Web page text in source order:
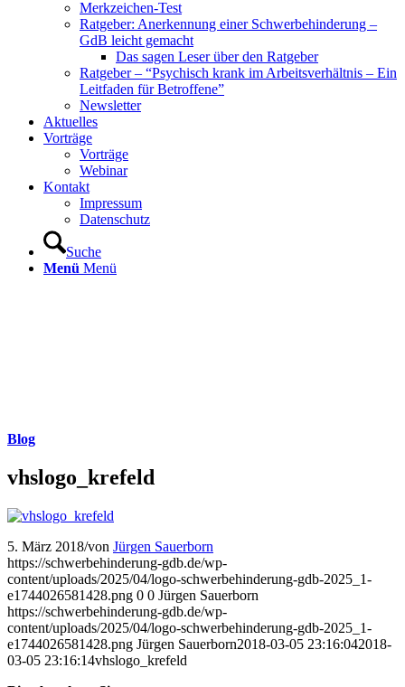
Merkzeichen-Test
Ratgeber: Anerkennung einer Schwerbehinderung –
GdB leicht gemacht
Das sagen Leser über den Ratgeber
Ratgeber – “Psychisch krank im Arbeitsverhältnis – Ein
Leitfaden für Betroffene”
Newsletter
Aktuelles
Vorträge
Vorträge
Webinar
Kontakt
Impressum
Datenschutz
Suche
Menü Menü
Blog
vhslogo_krefeld
5. März 2018/von Jürgen Sauerborn
https://schwerbehinderung-gdb.de/wp-
content/uploads/2025/04/logo-schwerbehinderung-gdb-2025_1-
e1744026581428.png 0 0 Jürgen Sauerborn
https://schwerbehinderung-gdb.de/wp-
content/uploads/2025/04/logo-schwerbehinderung-gdb-2025_1-
e1744026581428.png Jürgen Sauerborn2018-03-05 23:16:042018-
03-05 23:16:14vhslogo_krefeld